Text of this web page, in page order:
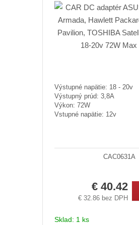
Výstupné napätie: 18 - 20v
Výstupný prúd: 3,8A
Výkon: 72W
Vstupné napätie: 12v
CAC0631A
€ 40.42
€ 32.86 bez DPH
Sklad: 1 ks